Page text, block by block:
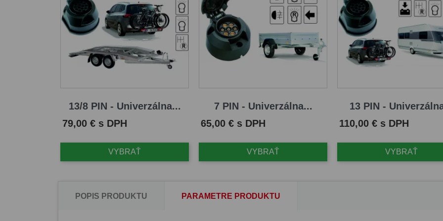
13/8 PIN - Univerzálna...
Cena
79,00 € s DPH
VYBRAŤ
7 PIN - Univerzálna...
Cena
65,00 € s DPH
VYBRAŤ
13 PIN -
Cena
110,00 € s DPH
VYBRAŤ
POPIS PRODUKTU PARAMETRE PRODUKTU